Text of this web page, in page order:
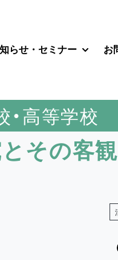
らせ・セミナー
Show
お
高等学校
とその客